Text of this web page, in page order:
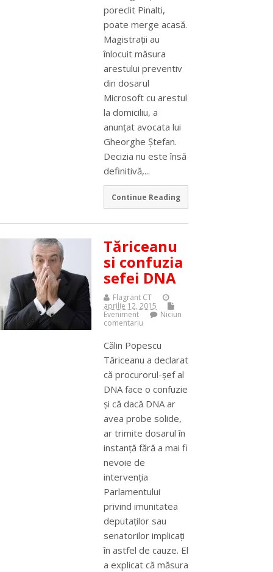
poreclit Pinalti,
poate merge acasă.
Magistraţii au
înlocuit măsura
arestului preventiv
din dosarul
Microsoft cu arestul
la domiciliu, a
anunţat avocata lui
Gheorghe Ştefan.
Decizia nu este însă
definitivă,...
Continue Reading
Tăriceanu
si confuzia
sefei DNA
Flagrant CT
aprilie 12, 2015
Eveniment
Niciun
comentariu
Călin Popescu
Tăriceanu a declarat
că procurorul-șef al
DNA face o confuzie
și că dacă DNA ar
avea probe solide,
ar trimite dosarul în
instanță fără a mai fi
nevoie de
intervenția
Parlamentului
privind imunitatea
deputaților sau
senatorilor implicați
în astfel de cauze. El
a explicat că măsura